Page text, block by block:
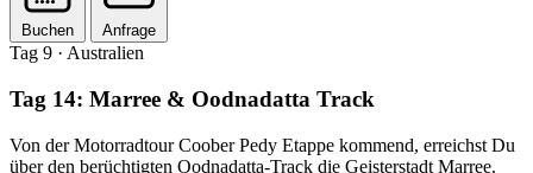
Buchen Anfrage
Tag 9 · Australien
Tag 14: Marree & Oodnadatta Track
Von der Motorradtour Coober Pedy Etappe kommend, erreichst Du
über den berüchtigten Oodnadatta-Track die Geisterstadt Marree.